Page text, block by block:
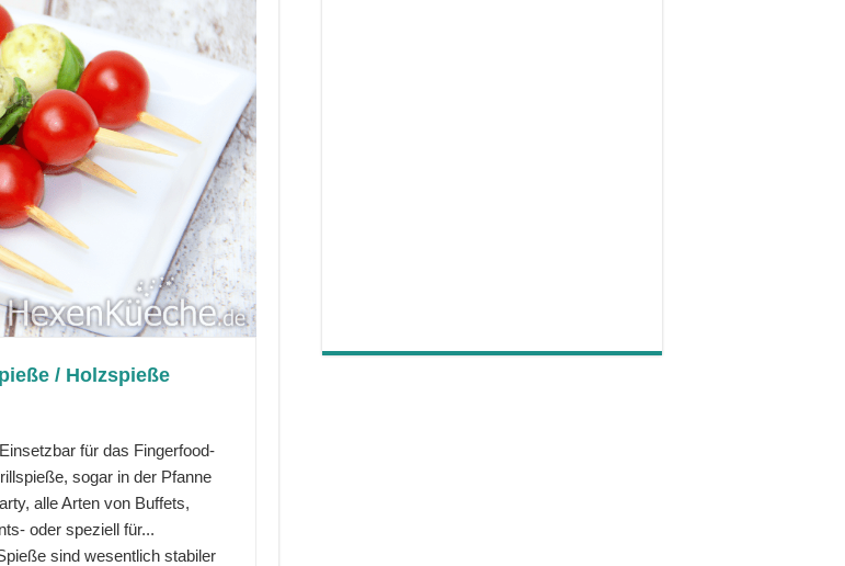
/ Holzspieße
für das Fingerfood-
sogar in der Pfanne
alle Arten von Buffets,
oder speziell für...
sind wesentlich stabiler